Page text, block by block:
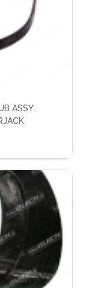
ASSY,